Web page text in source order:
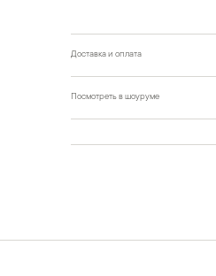
Доставка и оплата
Посмотреть в шоуруме